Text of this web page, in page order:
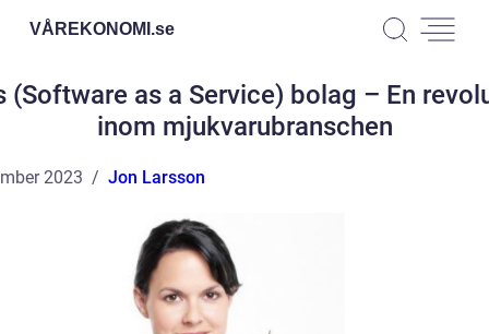
VÅREKONOMI.se
(Software as a Service) bolag – En
inom mjukvarubranschen
2023 Jon Larsson